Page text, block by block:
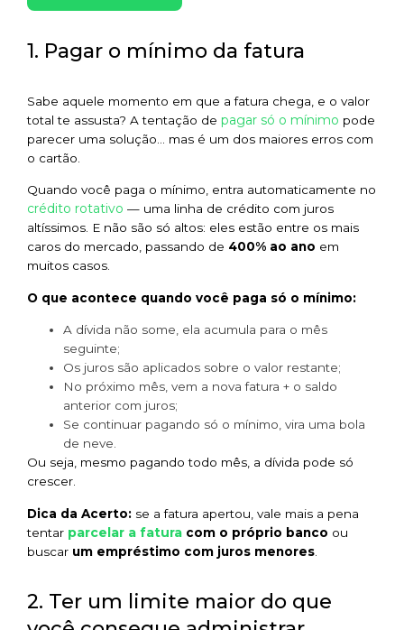
1. Pagar o mínimo da fatura
Sabe aquele momento em que a fatura chega, e o valor
total te assusta? A tentação de pagar só o mínimo pode
parecer uma solução… mas é um dos maiores erros com
o cartão.
Quando você paga o mínimo, entra automaticamente no
crédito rotativo — uma linha de crédito com juros
altíssimos. E não são só altos: eles estão entre os mais
caros do mercado, passando de 400% ao ano em
muitos casos.
O que acontece quando você paga só o mínimo:
A dívida não some, ela acumula para o mês
seguinte;
Os juros são aplicados sobre o valor restante;
No próximo mês, vem a nova fatura + o saldo
anterior com juros;
Se continuar pagando só o mínimo, vira uma bola
de neve.
Ou seja, mesmo pagando todo mês, a dívida pode só
crescer.
Dica da Acerto: se a fatura apertou, vale mais a pena
tentar parcelar a fatura com o próprio banco ou
buscar um empréstimo com juros menores
2. Ter um limite maior do que